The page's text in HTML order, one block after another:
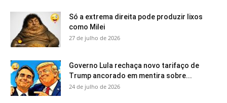
Só a extrema direita pode produzir lixos
como Milei
27 de julho de 2026
Governo Lula rechaça novo tarifaço de
Trump ancorado em mentira sobre...
24 de julho de 2026